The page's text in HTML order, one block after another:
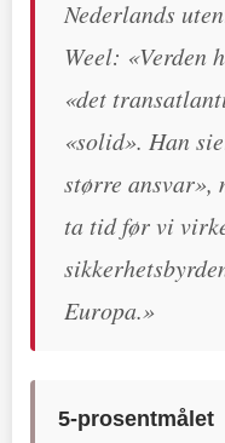
Nederlands
Weel: «Verden
«det
«solid». Han
større ansvar»,
ta tid før vi
Europa.»
5-prosentmålet